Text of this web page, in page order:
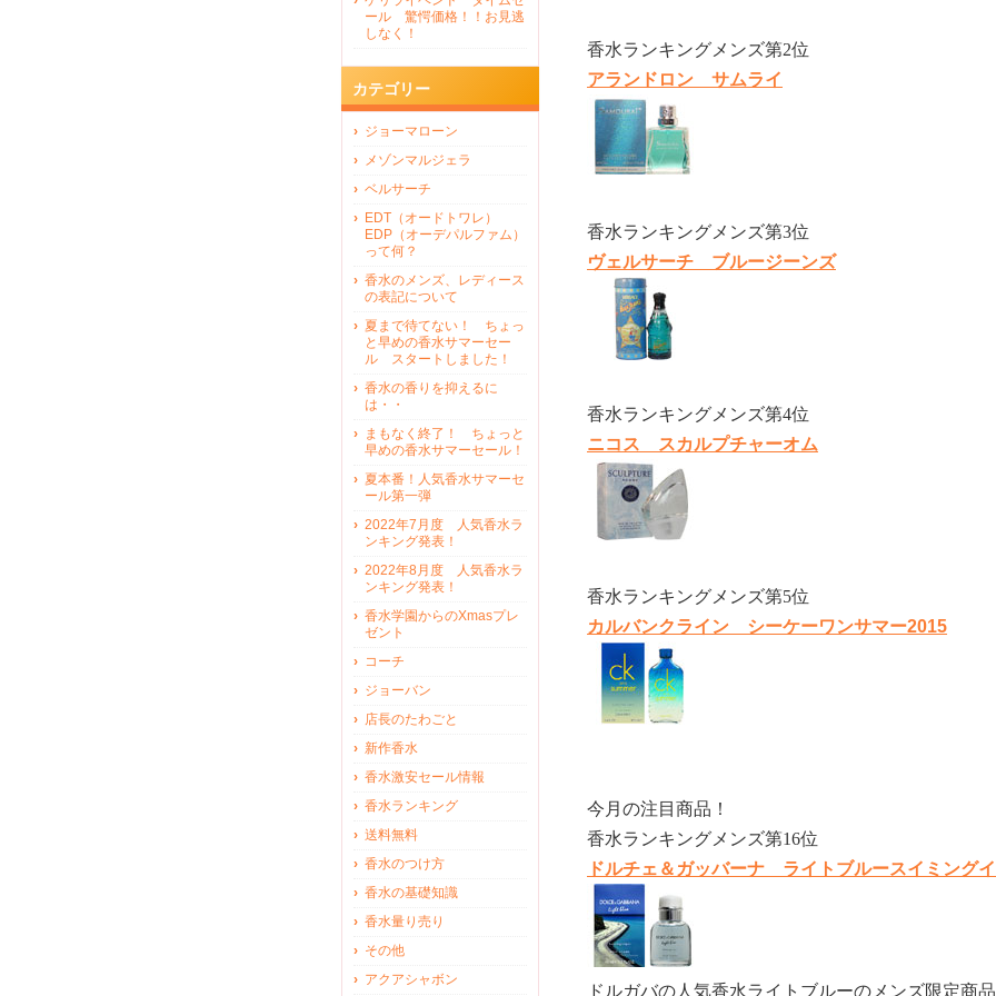
香水ランキングメンズ第2位
アランドロン サムライ
香水ランキングメンズ第3位
ヴェルサーチ ブルージーンズ
香水ランキングメンズ第4位
ニコス スカルプチャーオム
香水ランキングメンズ第5位
カルバンクライン シーケーワンサマー2015
今月の注目商品！
香水ランキングメンズ第16位
ドルチェ＆ガッバーナ ライトブルースイミング
ドルガバの人気香水ライトブルーのメンズ限定商品
ール 驚愕価格！！お見逃
しなく！
カテゴリー
ジョーマローン
メゾンマルジェラ
ベルサーチ
EDT（オードトワレ）
EDP（オーデパルファム）
って何？
香水のメンズ、レディース
の表記について
夏まで待てない！ ちょっ
と早めの香水サマーセー
ル スタートしました！
香水の香りを抑えるに
は・・
まもなく終了！ ちょっと
早めの香水サマーセール！
夏本番！人気香水サマーセ
ール第一弾
2022年7月度 人気香水ラ
ンキング発表！
2022年8月度 人気香水ラ
ンキング発表！
香水学園からのXmasプレ
ゼント
コーチ
ジョーバン
店長のたわごと
新作香水
香水激安セール情報
香水ランキング
送料無料
香水のつけ方
香水の基礎知識
香水量り売り
その他
アクアシャボン